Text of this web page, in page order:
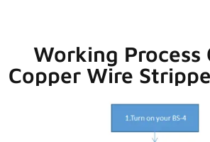
Working Process
Copper Wire